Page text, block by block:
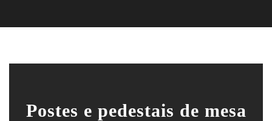
Postes e pedestais de mesa